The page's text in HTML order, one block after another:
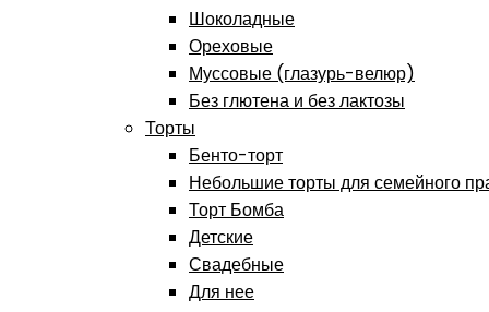
Шоколадные
Ореховые
Муссовые (глазурь-велюр)
Без глютена и без лактозы
Торты
Бенто-торт
Небольшие торты для семейного
Торт Бомба
Детские
Свадебные
Для нее